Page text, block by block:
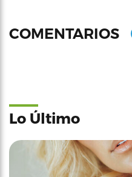
COMENTARIOS
Lo Último